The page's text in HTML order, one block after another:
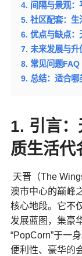
4. 间隔与景观：
5. 社区配套：生
6. 优点与缺点：
7. 未来发展与升
8. 常见问题FAQ
9. 总结：适合哪
1. 引言
质生活代
天晋（The
澳市中心的巅峰
核心地段。它不
发展蓝图，集豪
“PopCorn”于一
便利性、豪华的